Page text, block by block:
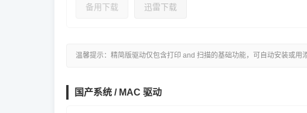
备用下载 迅雷下载
温馨提示：精简版驱动仅包含打印 and 扫描的基础功能，可自动安装或用
国产系统 / MAC 驱动